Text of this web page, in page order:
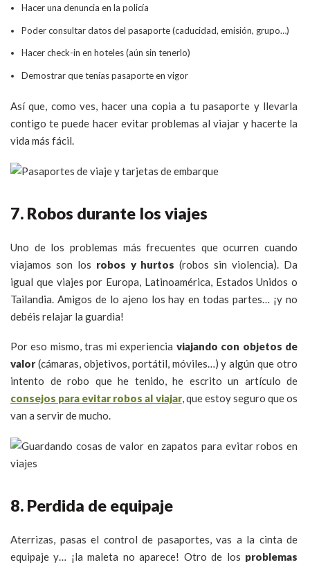
Hacer una denuncia en la policía
Poder consultar datos del pasaporte (caducidad, emisión, grupo…)
Hacer check-in en hoteles (aún sin tenerlo)
Demostrar que tenías pasaporte en vigor
Así que, como ves, hacer una copia a tu pasaporte y llevarla
contigo te puede hacer evitar problemas al viajar y hacerte la
vida más fácil.
7. Robos durante los viajes
Uno de los problemas más frecuentes que ocurren cuando
viajamos son los robos y hurtos (robos sin violencia). Da
igual que viajes por Europa, Latinoamérica, Estados Unidos o
Tailandia. Amigos de lo ajeno los hay en todas partes… ¡y no
debéis relajar la guardia!
Por eso mismo, tras mi experiencia viajando con objetos de
valor(cámaras, objetivos, portátil, móviles…) y algún que otro
intento de robo que he tenido, he escrito un artículo de
consejos para evitar robos al viajar, que estoy seguro que os
van a servir de mucho.
8. Perdida de equipaje
Aterrizas, pasas el control de pasaportes, vas a la cinta de
equipaje y… ¡la maleta no aparece! Otro de los problemas